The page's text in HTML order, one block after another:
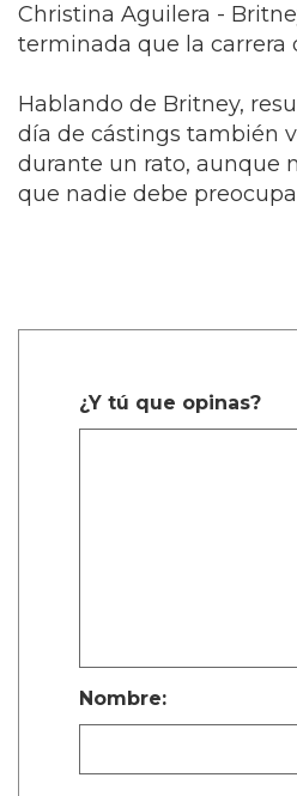
Christina Aguilera -
terminada que la carrera
Hablando de Britney,
día de cástings también
durante un rato, aunque
que nadie debe
¿Y tú que opinas?
Nombre: